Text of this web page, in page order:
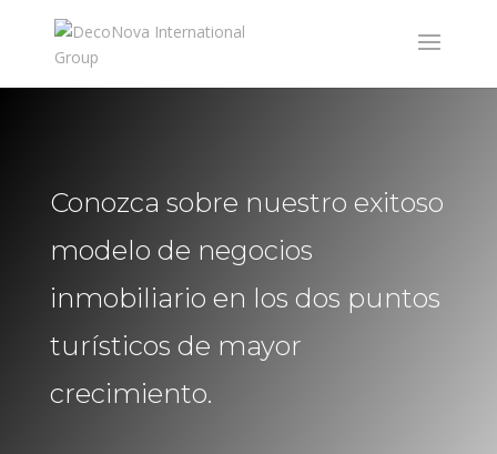
Conozca sobre nuestro exitoso
modelo de negocios
inmobiliario en los dos puntos
turísticos de mayor
crecimiento.